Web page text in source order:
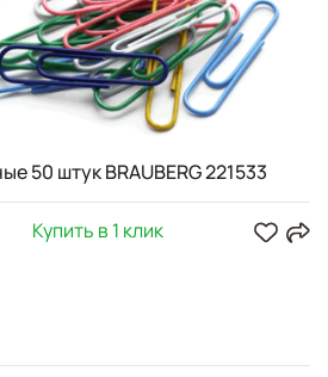
50 штук BRAUBERG 221533
Купить в 1 клик